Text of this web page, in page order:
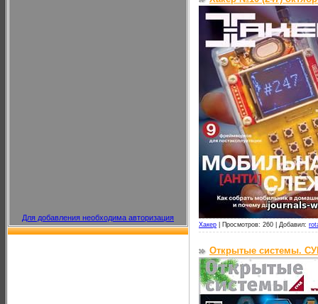
Для добавления необходима авторизация
Хакер Просмотров: 260 | Добавил:
Открытые системы.